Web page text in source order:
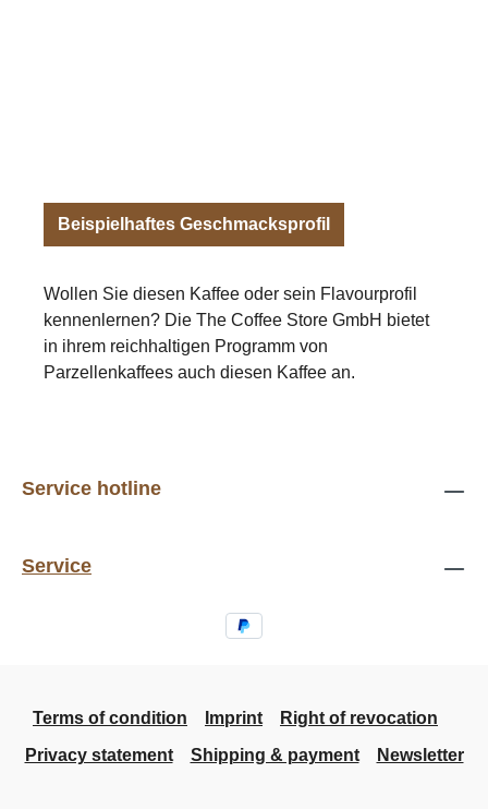
Beispielhaftes Geschmacksprofil
Wollen Sie diesen Kaffee oder sein Flavourprofil
kennenlernen? Die The Coffee Store GmbH bietet
in ihrem reichhaltigen Programm von
Parzellenkaffees auch diesen Kaffee an.
Service hotline
Service
Terms of condition Imprint
Right of revocation
Privacy statement
Shipping & payment Newsletter